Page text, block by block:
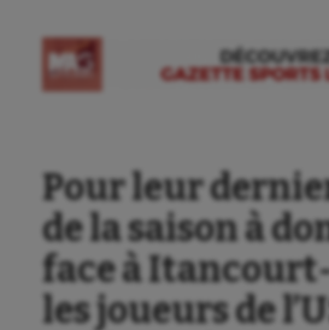
Pour leur
de la saison à
face à
les joueurs de